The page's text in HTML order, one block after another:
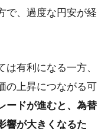
で、過度な円安が経
有利になる一方、
の上昇につながる可
ードが進むと、為替
響が大きくなるた